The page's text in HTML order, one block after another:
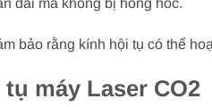
dài mà không bị hỏng hóc.
bảo rằng kính hội tụ có thể
máy Laser CO2